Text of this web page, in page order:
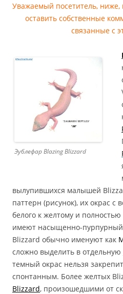
Уважаемый посетитель, ниже,
оставить собственные
связанные с
Эублефар Blazing Blizzard
вылупившихся малышей
паттерн (рисунок), их окрас с
белого к желтому и
имеют насыщенно-
Blizzard обычно именуют как
сложно выделить в отдельную
темный окрас нельзя
спонтанным. Более желтых
Blizzard, произошедшими от